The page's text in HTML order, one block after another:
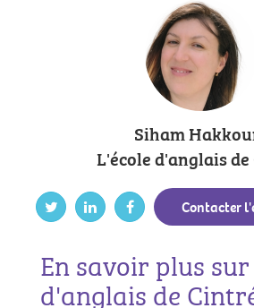
Siham
L'école d'anglais
Contacter
En savoir plus
d'anglais de